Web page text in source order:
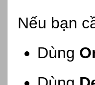
Nếu bạn
Dùng